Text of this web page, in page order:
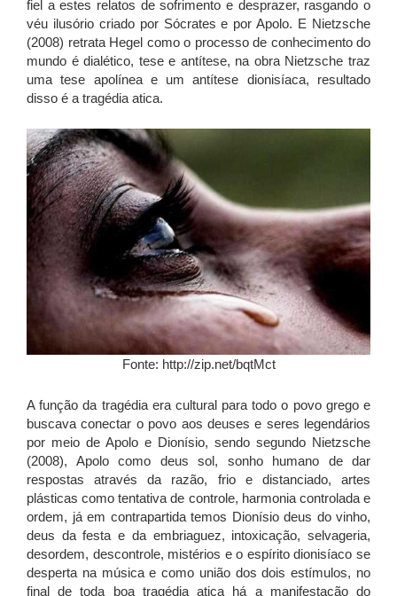
fiel a estes relatos de sofrimento e desprazer, rasgando o
véu ilusório criado por Sócrates e por Apolo. E Nietzsche
(2008) retrata Hegel como o processo de conhecimento do
mundo é dialético, tese e antítese, na obra Nietzsche traz
uma tese apolínea e um antítese dionisíaca, resultado
disso é a tragédia atica.
Fonte: http://zip.net/bqtMct
A função da tragédia era cultural para todo o povo grego e
buscava conectar o povo aos deuses e seres legendários
por meio de Apolo e Dionísio, sendo segundo Nietzsche
(2008), Apolo como deus sol, sonho humano de dar
respostas através da razão, frio e distanciado, artes
plásticas como tentativa de controle, harmonia controlada e
ordem, já em contrapartida temos Dionísio deus do vinho,
deus da festa e da embriaguez, intoxicação, selvageria,
desordem, descontrole, mistérios e o espírito dionisíaco se
desperta na música e como união dos dois estímulos, no
final de toda boa tragédia atica há a manifestação do